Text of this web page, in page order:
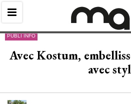
PUBLI INFO
Avec Kostum,
avec